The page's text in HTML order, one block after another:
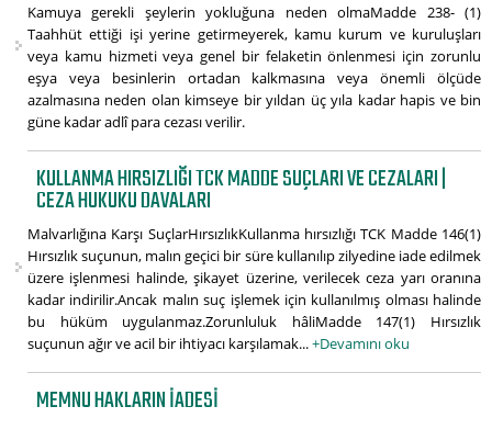
Kamuya gerekli şeylerin yokluğuna neden olmaMadde 238- (1)
Taahhüt ettiği işi yerine getirmeyerek, kamu kurum ve kuruluşları
veya kamu hizmeti veya genel bir felaketin önlenmesi için zorunlu
eşya veya besinlerin ortadan kalkmasına veya önemli ölçüde
azalmasına neden olan kimseye bir yıldan üç yıla kadar hapis ve bin
güne kadar adlî para cezası verilir.
KULLANMA HIRSIZLIĞI TCK MADDE SUÇLARI VE CEZALARI |
CEZA HUKUKU DAVALARI
Malvarlığına Karşı SuçlarHırsızlıkKullanma hırsızlığı TCK Madde 146(1)
Hırsızlık suçunun, malın geçici bir süre kullanılıp zilyedine iade edilmek
üzere işlenmesi halinde, şikayet üzerine, verilecek ceza yarı oranına
kadar indirilir.Ancak malın suç işlemek için kullanılmış olması halinde
bu hüküm uygulanmaz.Zorunluluk hâliMadde 147(1) Hırsızlık
suçunun ağır ve acil bir ihtiyacı karşılamak...+Devamını oku
MEMNU HAKLARIN İADESI